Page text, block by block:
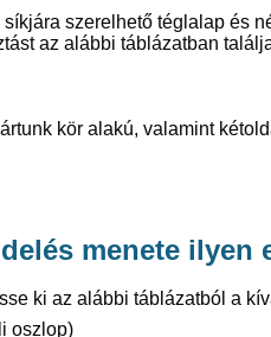
szerelhető téglalap és
az alábbi táblázatban
kör alakú, valamint
menete ilyen
ki az alábbi táblázatból a
oszlop)